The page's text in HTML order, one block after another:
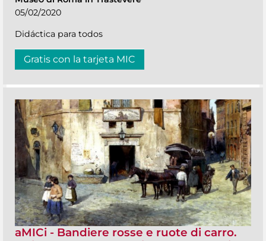
05/02/2020
Didáctica para todos
Gratis con la tarjeta MIC
aMICi - Bandiere rosse e ruote di carro.